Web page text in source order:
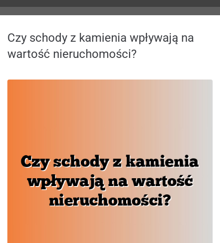
Czy schody z kamienia wpływają na
wartość nieruchomości?